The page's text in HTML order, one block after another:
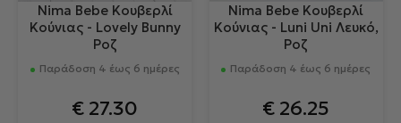
Nima Bebe Κουβερλί
Κούνιας - Lovely Bunny
Ροζ
Παράδοση 4 έως 6 ημέρες
€ 27.30
Nima Bebe Κουβερλί
Κούνιας - Luni Uni Λευκό,
Ροζ
Παράδοση 4 έως 6 ημέρες
€ 26.25